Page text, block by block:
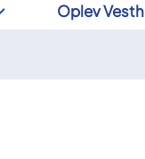
Oplev